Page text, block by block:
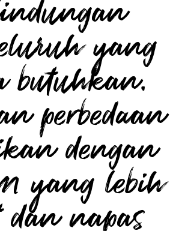
yang
butuhkan.
perbedaan
dengan
yang lebih
dan napas